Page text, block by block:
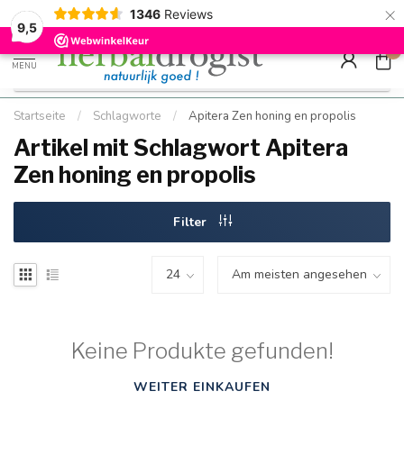
9,5
1346 Reviews ×
Kostenloser DE-Versand ab Mindestbestellwert |
Schnell geliefert
Minimum
Hızlı
MENU
0
Startseite / Schlagworte / Apitera Zen honing en propolis
Artikel mit Schlagwort Apitera
Zen honing en propolis
Filter
Keine Produkte gefunden!
WEITER EINKAUFEN